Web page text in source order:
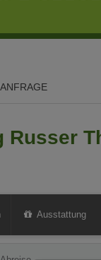
Russer
Ausstattung